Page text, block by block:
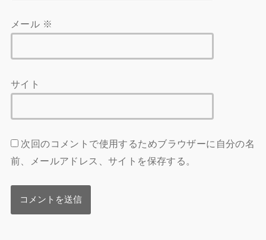
メール ※
サイト
次回のコメントで使用するためブラウザーに自分の名
前、メールアドレス、サイトを保存する。